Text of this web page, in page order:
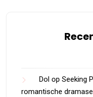
Dol op Seeking
romantische